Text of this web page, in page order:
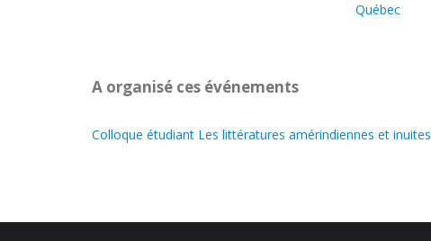
Québec
A organisé ces événements
Colloque étudiant Les littératures amérindiennes et inuites